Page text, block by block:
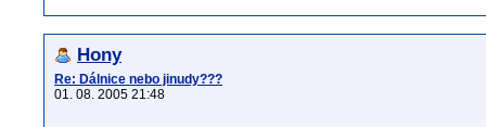
Hony
Re: Dálnice nebo jinudy???
01. 08. 2005 21:48